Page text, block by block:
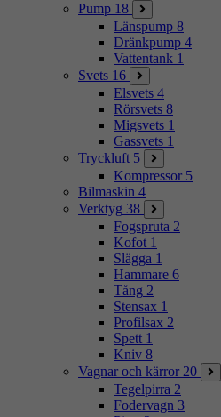
Pump 18
Länspump 8
Dränkpump 4
Vattentank 1
Svets 16
Elsvets 4
Rörsvets 8
Migsvets 1
Gassvets 1
Tryckluft 5
Kompressor 5
Bilmaskin 4
Verktyg 38
Fogspruta 2
Kofot 1
Slägga 1
Hammare 6
Tång 2
Stensax 1
Profilsax 2
Spett 1
Kniv 8
Vagnar och kärror 20
Tegelpirra 2
Fodervagn 3